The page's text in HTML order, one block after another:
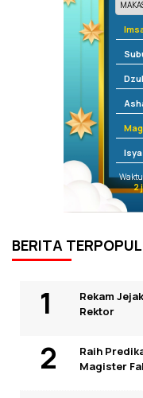
Isya
2
BERITA
Rekam
Rektor
Raih
Magister